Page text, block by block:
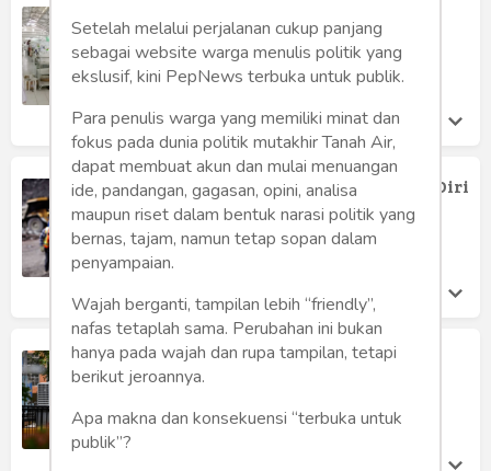
Hankam
Internasional
Bisnis
Humaniora
Sketsa
Tekno
Gaya
Wisata
Wanita
Beda Derajat
Dahlan Iskan
Jumat 8 May, 2020
180 Negara Berebut Alat Pelindung Diri
Heni Nuraini
Selasa 24 Mar, 2020
Penggalangan Dana untuk Alat
Pelindung Diri
Senin 23 Mar, 2020
Setelah melalui perjalanan cukup panjang
sebagai website warga menulis politik yang
ekslusif, kini PepNews terbuka untuk publik.
Para penulis warga yang memiliki minat dan
fokus pada dunia politik mutakhir Tanah Air,
dapat membuat akun dan mulai menuangan
ide, pandangan, gagasan, opini, analisa
maupun riset dalam bentuk narasi politik yang
bernas, tajam, namun tetap sopan dalam
penyampaian.
Wajah berganti, tampilan lebih “friendly”,
nafas tetaplah sama. Perubahan ini bukan
hanya pada wajah dan rupa tampilan, tetapi
berikut jeroannya.
Apa makna dan konsekuensi “terbuka untuk
publik”?